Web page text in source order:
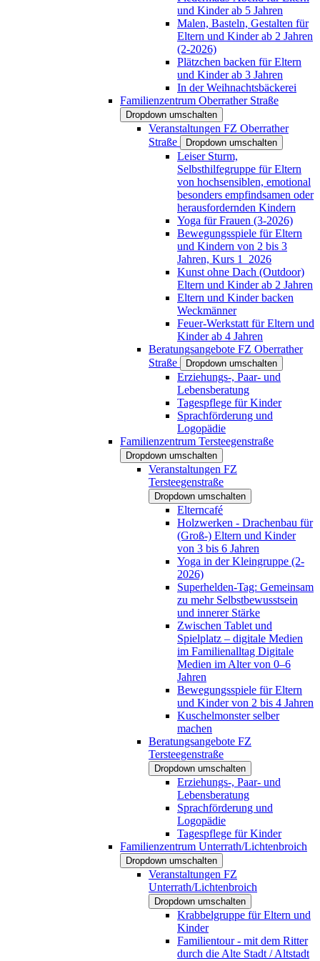
und Kinder ab 5 Jahren
Malen, Basteln, Gestalten für
Eltern und Kinder ab 2 Jahren
(2-2026)
Plätzchen backen für Eltern
und Kinder ab 3 Jahren
In der Weihnachtsbäckerei
Familienzentrum Oberrather Straße
Dropdown umschalten
Veranstaltungen FZ Oberrather
Straße
Dropdown umschalten
Leiser Sturm,
Selbsthilfegruppe für Eltern
von hochsensiblen, emotional
besonders empfindsamen oder
herausfordernden Kindern
Yoga für Frauen (3-2026)
Bewegungsspiele für Eltern
und Kindern von 2 bis 3
Jahren, Kurs 1_2026
Kunst ohne Dach (Outdoor)
Eltern und Kinder ab 2 Jahren
Eltern und Kinder backen
Weckmänner
Feuer-Werkstatt für Eltern und
Kinder ab 4 Jahren
Beratungsangebote FZ Oberrather
Straße
Dropdown umschalten
Erziehungs-, Paar- und
Lebensberatung
Tagespflege für Kinder
Sprachförderung und
Logopädie
Familienzentrum Tersteegenstraße
Dropdown umschalten
Veranstaltungen FZ
Tersteegenstraße
Dropdown umschalten
Elterncafé
Holzwerken - Drachenbau für
(Groß-) Eltern und Kinder
von 3 bis 6 Jahren
Yoga in der Kleingruppe (2-
2026)
Superhelden-Tag: Gemeinsam
zu mehr Selbstbewusstsein
und innerer Stärke
Zwischen Tablet und
Spielplatz – digitale Medien
im Familienalltag Digitale
Medien im Alter von 0–6
Jahren
Bewegungsspiele für Eltern
und Kinder von 2 bis 4 Jahren
Kuschelmonster selber
machen
Beratungsangebote FZ
Tersteegenstraße
Dropdown umschalten
Erziehungs-, Paar- und
Lebensberatung
Sprachförderung und
Logopädie
Tagespflege für Kinder
Familienzentrum Unterrath/Lichtenbroich
Dropdown umschalten
Veranstaltungen FZ
Unterrath/Lichtenbroich
Dropdown umschalten
Krabbelgruppe für Eltern und
Kinder
Familientour - mit dem Ritter
durch die Alte Stadt / Altstadt